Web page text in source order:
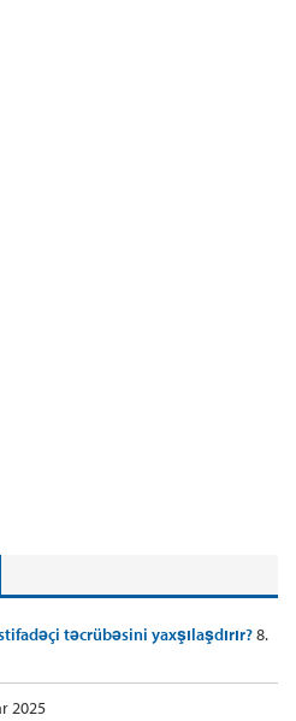
təcrübəsini yaxşılaşdırır?8.
2025